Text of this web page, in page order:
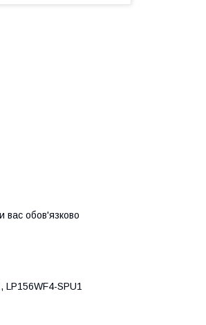
вас обов'язково
LP156WF4-SPU1